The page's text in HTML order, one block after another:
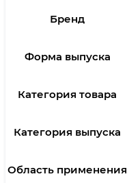
Бренд
Форма выпуска
Категория товара
Категория выпуска
Область применения